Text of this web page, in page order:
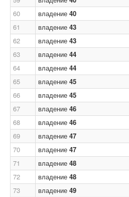
60
владение 40
61
владение 43
62
владение 43
63
владение 44
64
владение 44
65
владение 45
66
владение 45
67
владение 46
68
владение 46
69
владение 47
70
владение 47
71
владение 48
72
владение 48
73
владение 49